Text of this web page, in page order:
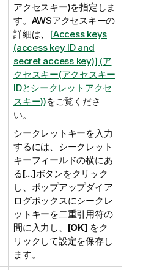
アクセスキー)を指定しま
す。AWSアクセスキーの
詳細は、
[Access keys
(access key ID and
secret access key)] (ア
クセスキー(アクセスキー
IDとシークレットアクセ
スキー))をご覧くださ
い。
シークレットキーを入力
するには、シークレット
キーフィールドの横にあ
る[...]ボタンをクリック
し、ポップアップダイア
ログボックスにシークレ
ットキーを二重引用符の
間に入力し、 [OK] をク
リックして設定を保存し
ます。